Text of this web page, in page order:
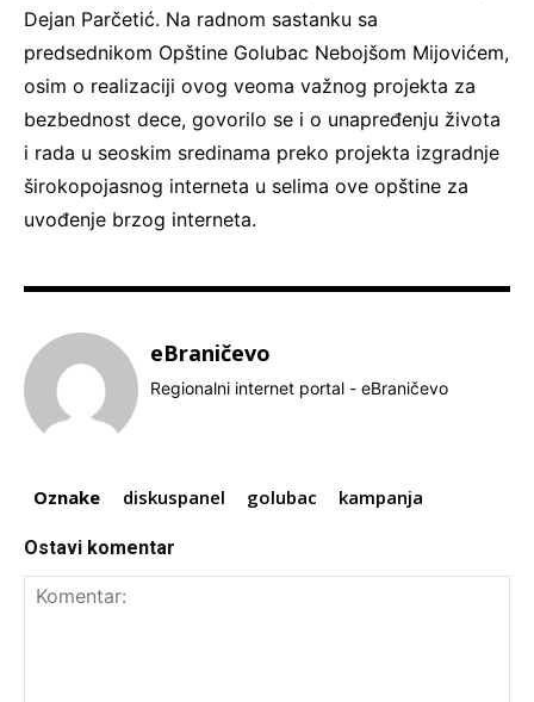
Dejan Parčetić. Na radnom sastanku sa
predsednikom Opštine Golubac Nebojšom Mijovićem,
osim o realizaciji ovog veoma važnog projekta za
bezbednost dece, govorilo se i o unapređenju života
i rada u seoskim sredinama preko projekta izgradnje
širokopojasnog interneta u selima ove opštine za
uvođenje brzog interneta.
eBraničevo
Regionalni internet portal - eBraničevo
Oznake diskuspanel golubac kampanja
Ostavi komentar